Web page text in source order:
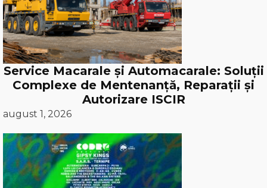
Service Macarale și Automacarale: Soluții
Complexe de Mentenanță, Reparații și
Autorizare ISCIR
august 1, 2026